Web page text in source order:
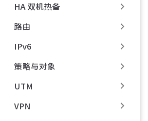
HA 双机热备
路由
IPv6
策略与对象
UTM
VPN